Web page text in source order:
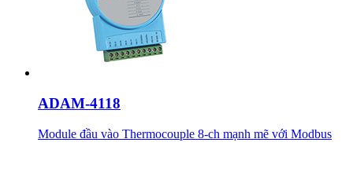
ADAM-4118
Module đầu vào Thermocouple 8-ch mạnh mẽ với Modbus